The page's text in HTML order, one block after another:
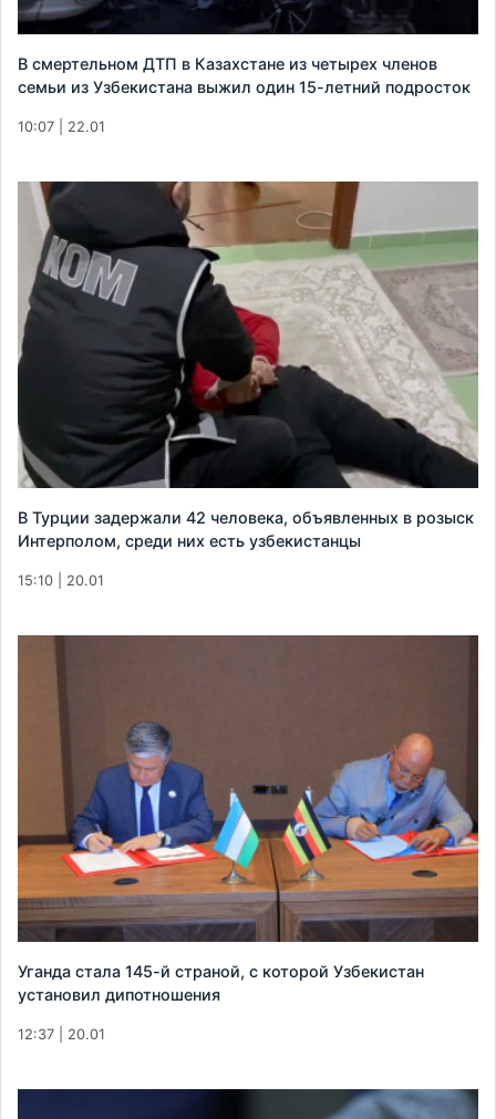
В смертельном ДТП в Казахстане из четырех членов
семьи из Узбекистана выжил один 15-летний подросток
10:07 | 22.01
В Турции задержали 42 человека, объявленных в розыск
Интерполом, среди них есть узбекистанцы
15:10 | 20.01
Уганда стала 145-й страной, с которой Узбекистан
установил дипотношения
12:37 | 20.01